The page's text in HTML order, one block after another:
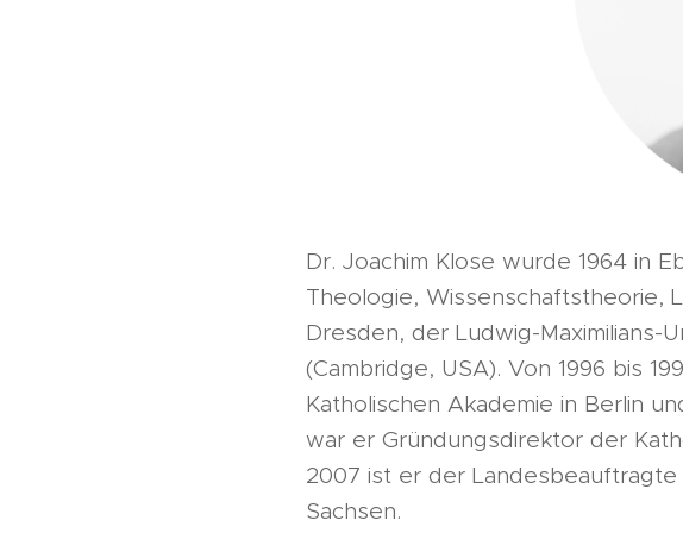
Dr. Joachim Klose wurde 1964 in
Theologie, Wissenschaftstheorie,
Dresden, der Ludwig-Maximilians-
(Cambridge, USA). Von 1996 bis
Katholischen Akademie in Berlin
war er Gründungsdirektor der
2007 ist er der
Sachsen.